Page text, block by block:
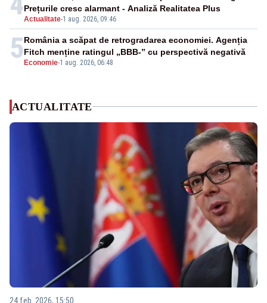
Actualitate-1 aug. 2026, 09:46
Prețurile cresc alarmant - Analiză Realitatea Plus
5Economie-1 aug. 2026, 06:48
România a scăpat de retrogradarea economiei. Agenția
Fitch menține ratingul „BBB-” cu perspectivă negativă
ACTUALITATE
24 feb. 2026, 15:50